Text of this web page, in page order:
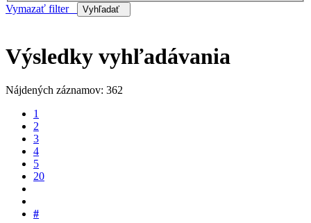
Vymazať filter
Vyhľadať
Výsledky vyhľadávania
Nájdených záznamov: 362
1
2
3
4
5
20
#